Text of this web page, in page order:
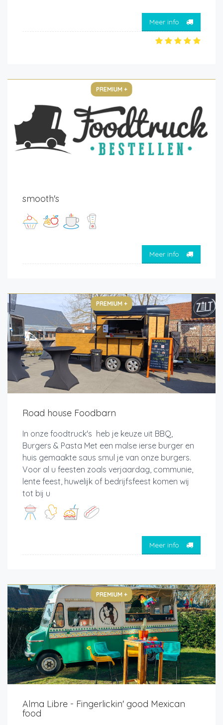
Meer info
PREMIUM +
smooth's
Meer info
PREMIUM +
Road house Foodbarn
In onze foodtruck's heb je keuze uit BBQ,
Burgers & Pasta Met een malse ierse burger en
huis gemaakte saus smul je van onze burgers.
Voor al u feesten zoals verjaardag, communie,
lente feest, huwelijk of bedrijfsfeest komen wij
tot bij u
Meer info
PREMIUM +
Alma Libre - Fingerlickin' good Mexican
food